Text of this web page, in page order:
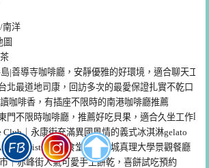
南洋
圖
|善導寺咖啡廳，安靜優雅的好環境，適合聊天工作
北最道地司康，回訪多次的最愛保證扎實不乾口
咖啡香，有插座不限時的南港咖啡廳推薦
門不限時咖啡廳，推薦好吃貝果，適合久坐工作聊
Club｜永康街充滿異國風情的義式冰淇淋gelato
coffee bistro文森食堂｜紅毛城真理大學景觀餐廳
｜赤峰街人氣可愛手工餅乾，喜餅試吃預約